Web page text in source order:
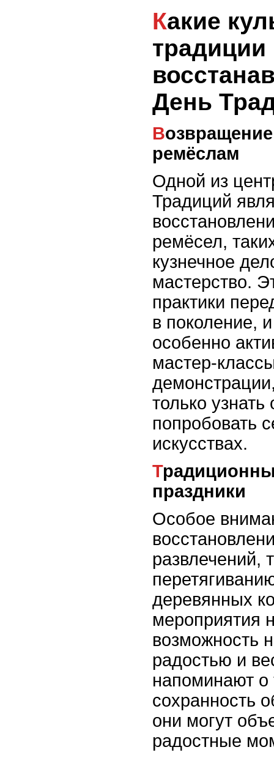
Какие культурные
традиции
День
Возвращение к старинным
ремёслам
Одной из
Традиций
ремёсел,
кузнечное
мастерство.
практики
в поколение,
особенно
мастер-
только
попробовать
искусствах.
Традиционные игры и
праздники
Особое
развлечений,
деревянных
мероприятия
возможность
радостью и
напоминают о
сохранность
они могут
радостные